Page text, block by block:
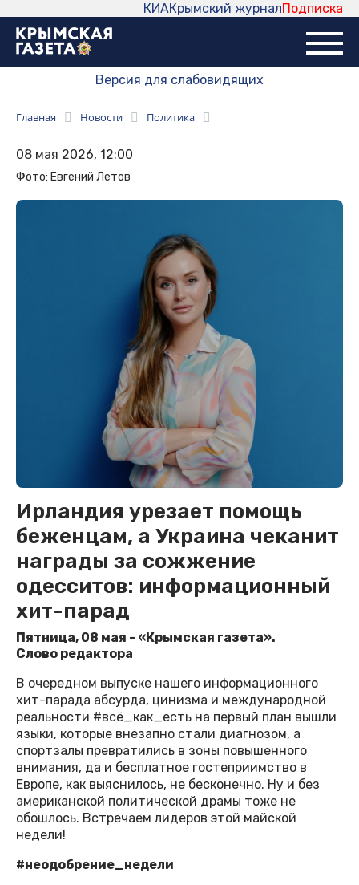
Подписка
Крымский журнал
КИА
Версия для слабовидящих
Главная Новости Политика
08 мая 2026, 12:00
Фото: Евгений Летов
Ирландия урезает помощь
беженцам, а Украина чеканит
награды за сожжение
одесситов: информационный
хит-парад
Пятница, 08 мая - «Крымская газета».
Слово редактора
В очередном выпуске нашего информационного
хит-парада абсурда, цинизма и международной
реальности #всё_как_есть на первый план вышли
языки, которые внезапно стали диагнозом, а
спортзалы превратились в зоны повышенного
внимания, да и бесплатное гостеприимство в
Европе, как выяснилось, не бесконечно. Ну и без
американской политической драмы тоже не
обошлось. Встречаем лидеров этой майской
недели!
#неодобрение_недели